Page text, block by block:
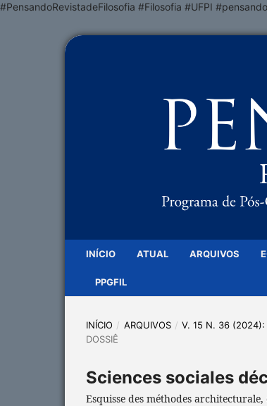
#PensandoRevistadeFilosofia #Filosofia #UFPI #pensando
INÍCIO ATUAL ARQUIVOS
PPGFIL
INÍCIO / ARQUIVOS / V. 15 N. 36 (2024):
DOSSIÊ
Sciences sociales
Esquisse des méthodes